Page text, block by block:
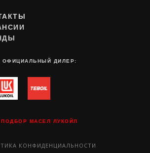
КОНФИДЕНЦИАЛЬНОСТИ
ОФИЦИАЛЬНЫЙ ДИЛЕР:
ПОДБОР МАСЕЛ ЛУКОЙЛ